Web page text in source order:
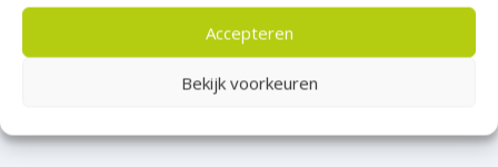
Accepteren
Bekijk voorkeuren